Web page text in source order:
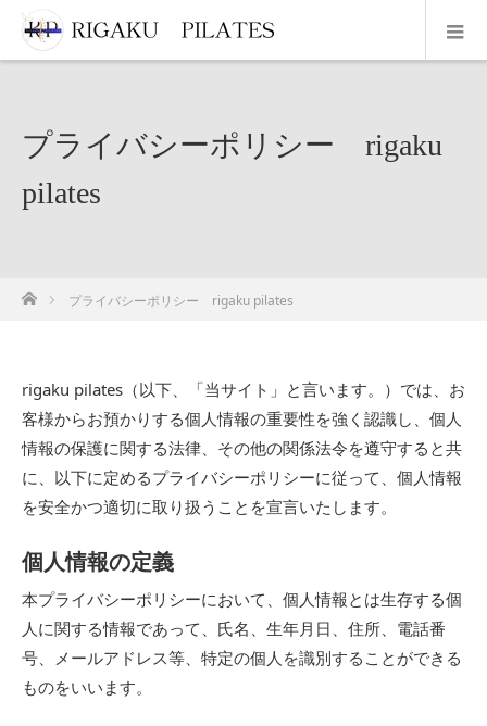
プライバシーポリシー rigaku
pilates
ホームプライバシーポリシー rigaku pilates
rigaku pilates（以下、「当サイト」と言います。）では、お
客様からお預かりする個人情報の重要性を強く認識し、個人
情報の保護に関する法律、その他の関係法令を遵守すると共
に、以下に定めるプライバシーポリシーに従って、個人情報
を安全かつ適切に取り扱うことを宣言いたします。
個人情報の定義
本プライバシーポリシーにおいて、個人情報とは生存する個
人に関する情報であって、氏名、生年月日、住所、電話番
号、メールアドレス等、特定の個人を識別することができる
ものをいいます。